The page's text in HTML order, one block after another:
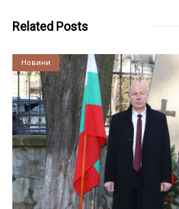
Related Posts
Култура
Новини